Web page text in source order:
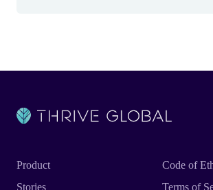
Product
Stories
Code of
Terms of